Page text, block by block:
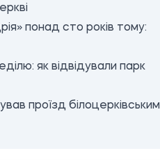
понад сто років тому:
як відвідували парк
проїзд білоцерківським